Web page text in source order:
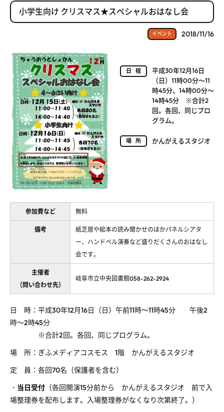
小学生向け クリスマス★スぺシャルおはなし会
イベント 2018/11/16
日程
平成30年12月16日
（日）11時00分～11
時45分、14時00分～
14時45分 ※合計2
回。各回、同じプロ
グラム。
場所 かんがえるスタジオ
参加費など 無料
備考
紙芝居や絵本の読み聞かせのほかパネルシアタ
ー、ハンドベル演奏など盛りだくさんのおはなし
会です。
主催者
（問い合わせ先）
岐阜市立中央図書館058-262-2924
日 時：平成30年12月16日（日）午前11時～11時45分 午後2
時～2時45分
※合計2回。各回、同じプログラム。
場 所：ぎふメディアコスモス 1階 かんがえるスタジオ
定 員：各回70名（保護者を含む）
・ 当日受付 （各回開演15分前から かんがえるスタジオ 前で入
場整理券を配布します。入場整理券がなくなり次第終了。）